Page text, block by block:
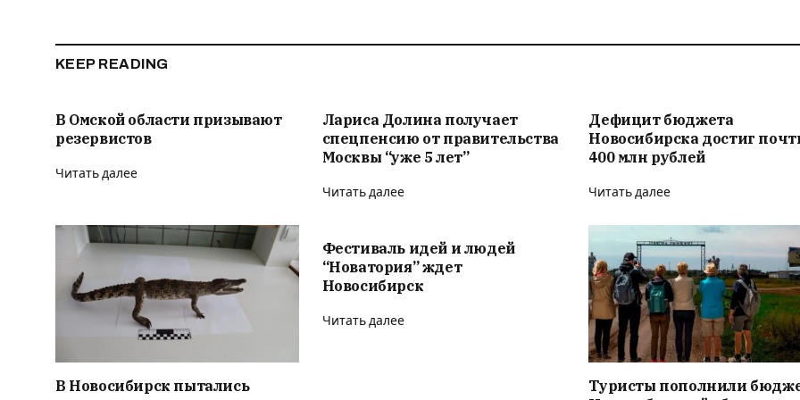
KEEP READING
В Омской области призывают
резервистов
Читать далее
Лариса Долина получает
спецпенсию от правительства
Москвы “уже 5 лет”
Читать далее
Дефицит бюджета
Новосибирска достиг
400 млн рублей
Читать далее
В Новосибирск пытались
Фестиваль идей и людей
“Новатория” ждет
Новосибирск
Читать далее
Туристы пополнили